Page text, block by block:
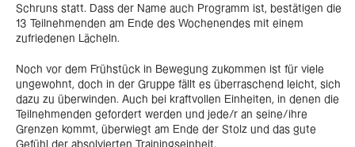
Schruns statt. Dass der Name auch Programm ist, bestätigen die
13 Teilnehmenden am Ende des Wochenendes mit einem
zufriedenen Lächeln.
Noch vor dem Frühstück in Bewegung zukommen ist für viele
ungewohnt, doch in der Gruppe fällt es überraschend leicht, sich
dazu zu überwinden. Auch bei kraftvollen Einheiten, in denen die
Teilnehmenden gefordert werden und jede/r an seine/ihre
Grenzen kommt, überwiegt am Ende der Stolz und das gute
Gefühl der absolvierten Trainingseinheit.